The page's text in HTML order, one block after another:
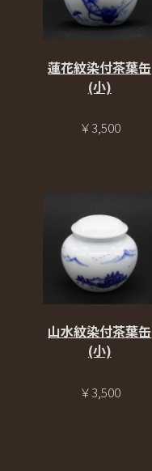
蓮花紋染付茶葉缶
(小)
￥3,500
山水紋染付茶葉缶
(小)
￥3,500